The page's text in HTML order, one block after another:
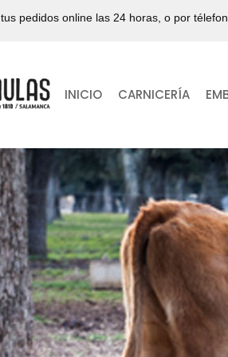
pedidos online las 24 horas, o por
INICIO CARNICERÍA